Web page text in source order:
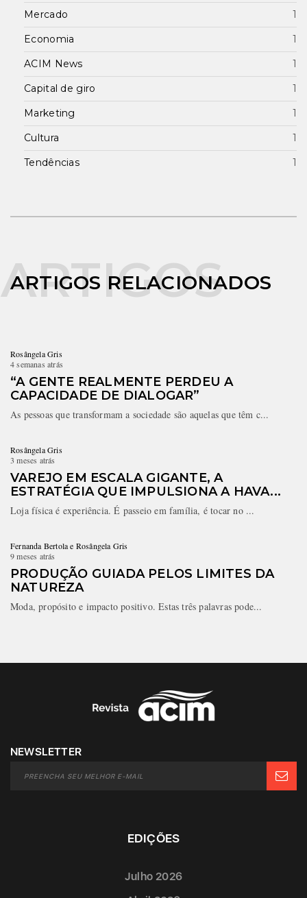
Mercado
1
Economia
1
ACIM News
1
Capital de giro
1
Marketing
1
Cultura
1
Tendências
1
ARTIGOS RELACIONADOS
Rosângela Gris
4 semanas atrás
“A GENTE REALMENTE PERDEU A
CAPACIDADE DE DIALOGAR”
As pessoas que transformam a sociedade são aquelas que têm c...
Rosângela Gris
3 meses atrás
VAREJO EM ESCALA GIGANTE, A
ESTRATÉGIA QUE IMPULSIONA A HAVA...
Loja física é experiência. É passeio em família, é tocar no ...
Fernanda Bertola e Rosângela Gris
9 meses atrás
PRODUÇÃO GUIADA PELOS LIMITES DA
NATUREZA
Moda, propósito e impacto positivo. Estas três palavras pode...
NEWSLETTER
EDIÇÕES
Julho 2026